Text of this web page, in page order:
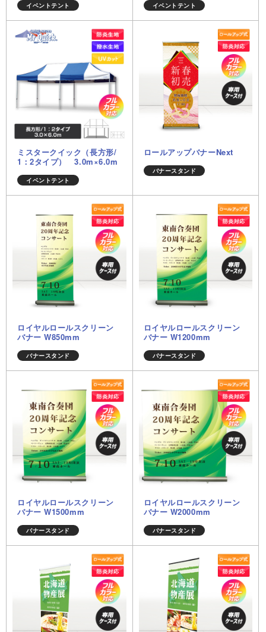
イベントテント イベントテント
ミスタークイック（長方形/
1：2タイプ） 3.0m×6.0m
イベントテント
ロールアップバナーNext
バナースタンド
ロイヤルロールスクリーン
バナー W850mm
バナースタンド
ロイヤルロールスクリーン
バナー W1200mm
バナースタンド
ロイヤルロールスクリーン
バナー W1500mm
バナースタンド
ロイヤルロールスクリーン
バナー W2000mm
バナースタンド